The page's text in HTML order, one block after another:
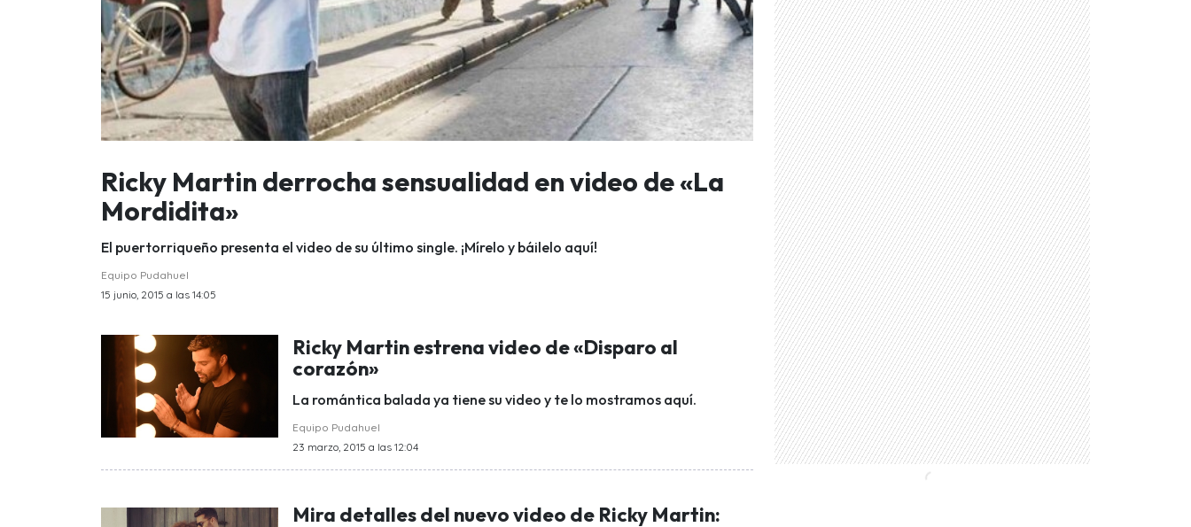
Ricky Martin derrocha sensualidad en video de «La
Mordidita»
El puertorriqueño presenta el video de su último single. ¡Mírelo y báilelo aquí!
Equipo Pudahuel
15 junio, 2015 a las 14:05
Ricky Martin estrena video de «Disparo al
corazón»
La romántica balada ya tiene su video y te lo mostramos aquí.
Equipo Pudahuel
23 marzo, 2015 a las 12:04
Mira detalles del nuevo video de Ricky Martin: